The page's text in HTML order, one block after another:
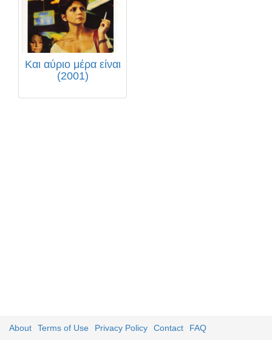
Και αύριο μέρα είναι
(2001)
About Terms of Use Privacy Policy Contact FAQ